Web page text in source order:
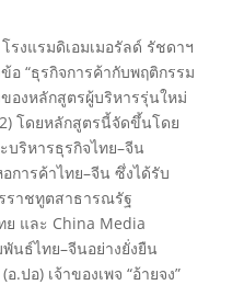
รงแรมดิเอมเมอรัลด์ รัชดาฯ
อ “ธุรกิจการค้ากับพฤติกรรม
องหลักสูตรผู้บริหารรุ่นใหม่
โดยหลักสูตรนี้จัดขึ้นโดย
ริหารธุรกิจไทย–จีน
การค้าไทย–จีน ซึ่งได้รับ
ราชทูตสาธารณรัฐ
และ China Media
นธ์ไทย–จีนอย่างยั่งยืน
ปอ) เจ้าของเพจ “อ้ายจง”